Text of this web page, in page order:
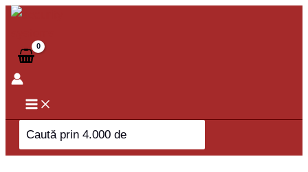
Skip
content
Search
for:
Cremalieră
1m,
sarcină
max.
800
kg,
pentru
porți